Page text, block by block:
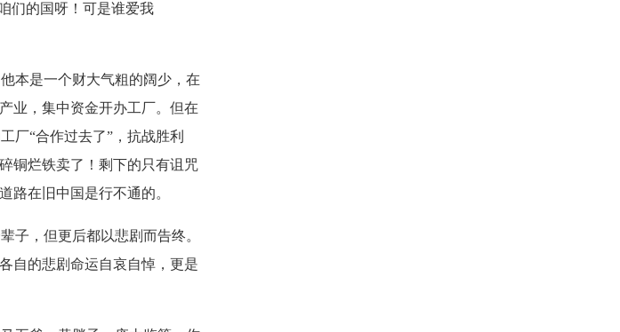
们的国呀！可是谁爱我
本是一个财大气粗的阔少，在
业，集中资金开办工厂。但在
厂“合作过去了”，抗战胜利
铜烂铁卖了！剩下的只有诅咒
路在旧中国是行不通的。
，但更后都以悲剧而告终。
自的悲剧命运自哀自悼，更是